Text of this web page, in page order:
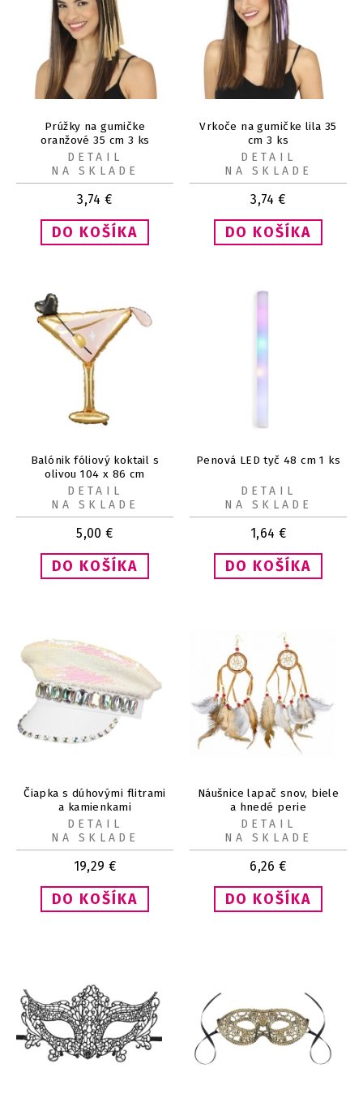
Prúžky na gumičke
oranžové 35 cm 3 ks
3,74 €
DETAIL
NA SKLADE
Vrkoče na gumičke lila 35
cm 3 ks
3,74 €
DETAIL
NA SKLADE
Balónik fóliový koktail s
olivou 104 x 86 cm
5,00 €
DETAIL
NA SKLADE
Penová LED tyč 48 cm 1 ks
1,64 €
DETAIL
NA SKLADE
Čiapka s dúhovými flitrami
a kamienkami
19,29 €
DETAIL
NA SKLADE
Náušnice lapač snov, biele
a hnedé perie
6,26 €
DETAIL
NA SKLADE